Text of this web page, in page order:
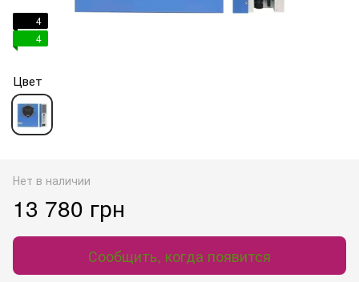
4
4
Цвет
Нет в наличии
13 780 грн
Сообщить, когда появится